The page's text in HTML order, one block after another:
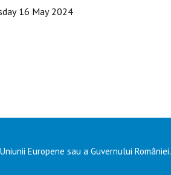
16 May 2024
Europene sau a Guvernului României.